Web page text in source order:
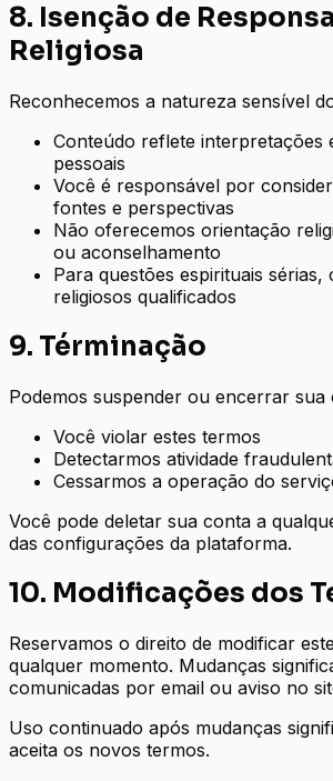
8. Isenção de
Religiosa
Reconhecemos a natureza sensível
Conteúdo reflete interpretações
pessoais
Você é responsável por
fontes e perspectivas
Não oferecemos orientação
ou aconselhamento
Para questões espirituais sérias,
religiosos qualificados
9. Términação
Podemos suspender ou encerrar sua
Você violar estes termos
Detectarmos atividade
Cessarmos a operação do
Você pode deletar sua conta a
das configurações da plataforma.
10. Modificações dos
Reservamos o direito de modificar
qualquer momento. Mudanças
comunicadas por email ou aviso no
Uso continuado após mudanças
aceita os novos termos.